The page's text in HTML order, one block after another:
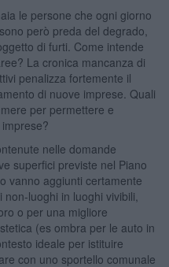
le persone che ogni giorno
però preda del degrado,
di furti. Come intende
La cronica mancanza di
penalizza fortemente il
di nuove imprese. Quali
per permettere e
nelle domande
superfici previste nel Piano
vanno aggiunti certamente
luoghi in luoghi vivibili,
o per una migliore
(es ombra per le auto in
ideale per istituire
con uno sportello comunale